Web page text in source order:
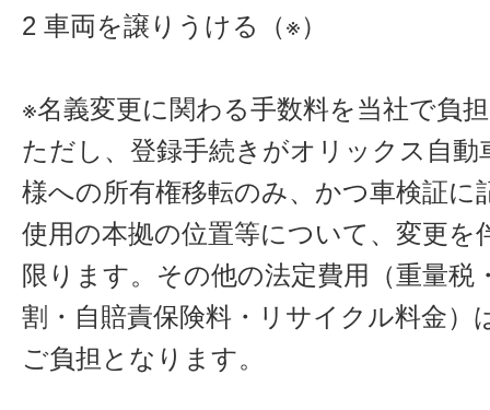
2 車両を譲りうける（※）
※名義変更に関わる手数料を当社で負
ただし、登録手続きがオリックス自動
様への所有権移転のみ、かつ車検証に
使用の本拠の位置等について、変更を
限ります。その他の法定費用（重量税
割・自賠責保険料・リサイクル料金）
ご負担となります。